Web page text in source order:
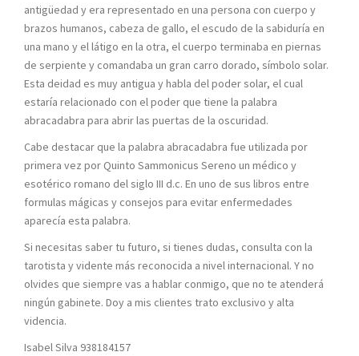
antigüedad y era representado en una persona con cuerpo y
brazos humanos, cabeza de gallo, el escudo de la sabiduría en
una mano y el látigo en la otra, el cuerpo terminaba en piernas
de serpiente y comandaba un gran carro dorado, símbolo solar.
Esta deidad es muy antigua y habla del poder solar, el cual
estaría relacionado con el poder que tiene la palabra
abracadabra para abrir las puertas de la oscuridad.
Cabe destacar que la palabra abracadabra fue utilizada por
primera vez por Quinto Sammonicus Sereno un médico y
esotérico romano del siglo III d.c. En uno de sus libros entre
formulas mágicas y consejos para evitar enfermedades
aparecía esta palabra.
Si necesitas saber tu futuro, si tienes dudas, consulta con la
tarotista y vidente más reconocida a nivel internacional. Y no
olvides que siempre vas a hablar conmigo, que no te atenderá
ningún gabinete. Doy a mis clientes trato exclusivo y alta
videncia.
Isabel Silva 938184157